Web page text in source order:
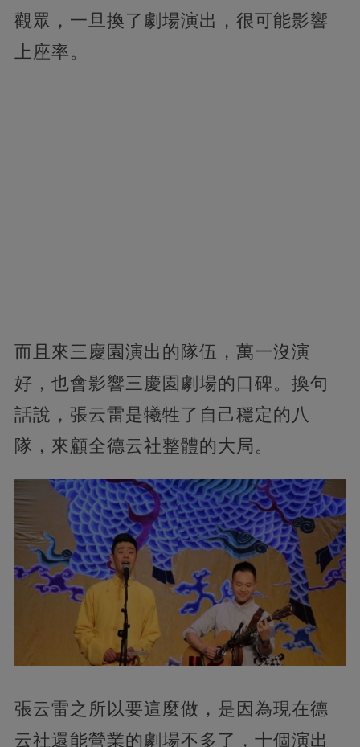
觀眾，一旦換了劇場演出，很可能影響
上座率。
而且來三慶園演出的隊伍，萬一沒演
好，也會影響三慶園劇場的口碑。換句
話說，張云雷是犧牲了自己穩定的八
隊，來顧全德云社整體的大局。
張云雷之所以要這麼做，是因為現在德
云社還能營業的劇場不多了，十個演出